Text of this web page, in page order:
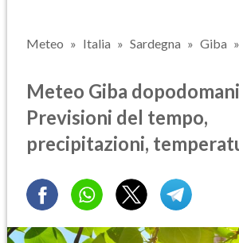
Meteo Italia Sardegna Giba
Meteo Giba
Previsioni del tempo,
precipitazioni,